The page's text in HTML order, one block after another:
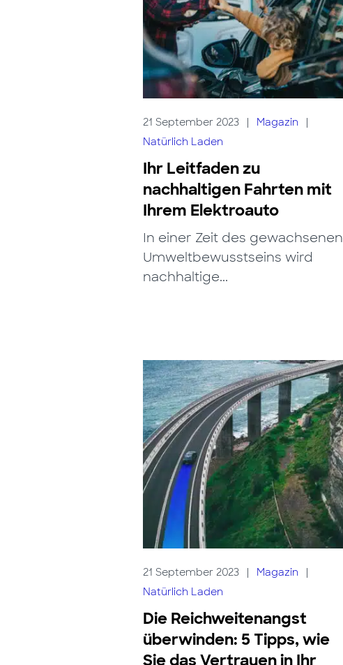
21 September 2023 | Magazin|
Natürlich Laden
Ihr Leitfaden zu
nachhaltigen Fahrten mit
Ihrem Elektroauto
In einer Zeit des gewachsenen
Umweltbewusstseins wird
nachhaltige...
21 September 2023 | Magazin|
Natürlich Laden
Die Reichweitenangst
überwinden: 5 Tipps, wie
Sie das Vertrauen in Ihr